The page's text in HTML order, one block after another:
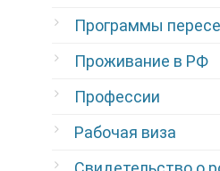
Программы
Проживание в РФ
Профессии
Рабочая виза